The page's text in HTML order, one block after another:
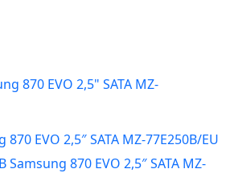
870 EVO 2,5″ SATA MZ-77E250B/EU
Samsung 870 EVO 2,5″ SATA MZ-